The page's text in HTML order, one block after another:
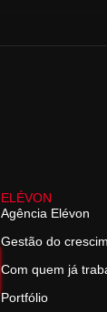
ELÉVON
Agência Elévon
Gestão do
Com quem já
Portfólio